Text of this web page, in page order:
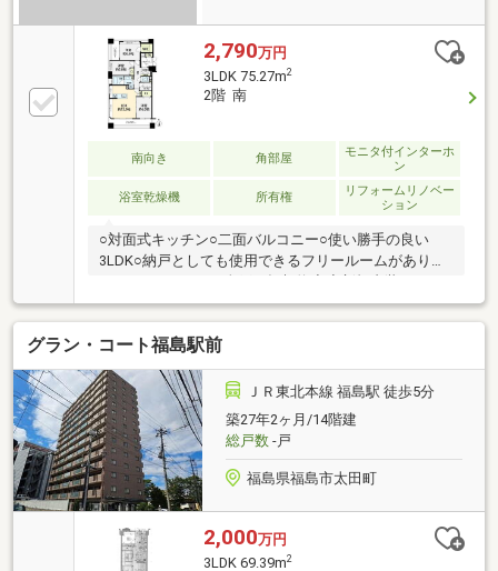
2,790万円
3LDK 75.27m2
2階 南
南向き 角部屋
モニタ付インターホ
ン
浴室乾燥機 所有権
リフォームリノベー
ション
○対面式キッチン○二面バルコニー○使い勝手の良い
3LDK○納戸としても使用できるフリールームがありま
ーム物件（2026年6月中旬完了予定）◇◆ システムキ
ッチン交換（ビルトイン食洗器/浄水器一体型水栓/ガ
ラストップコンロ）ユニットバス交換（1418/浴室換
気乾燥暖房機/追い炊き機能）、洗面化粧台交換、洗濯
用防水パン・水栓交換、一体型シャワートイレ交換、
給湯器交換、全フローリング貼替え、全建具交換、
壁・天井クロス張替え、LED照明器具取付、エアコン1
基設置、ハウスクリーニングetc...
グラン・コート福島駅前
ＪＲ東北本線 福島駅 徒歩5分
築27年2ヶ月/14階建
総戸数-戸
福島県福島市太田町
2,000万円
3LDK 69.39m2